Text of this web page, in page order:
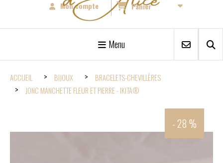
Mon compte Panier
Menu
ACCUEIL BIJOUX
BRACELETS-CHEVILLÈRES
JONC MANCHETTE FLEUR ET PIERRE - IKITA®
- 28 %